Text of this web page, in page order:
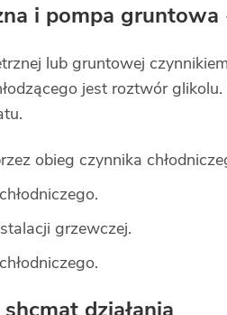
i pompa gruntowa
lub gruntowej
jest roztwór glikolu.
obieg czynnika
grzewczej.